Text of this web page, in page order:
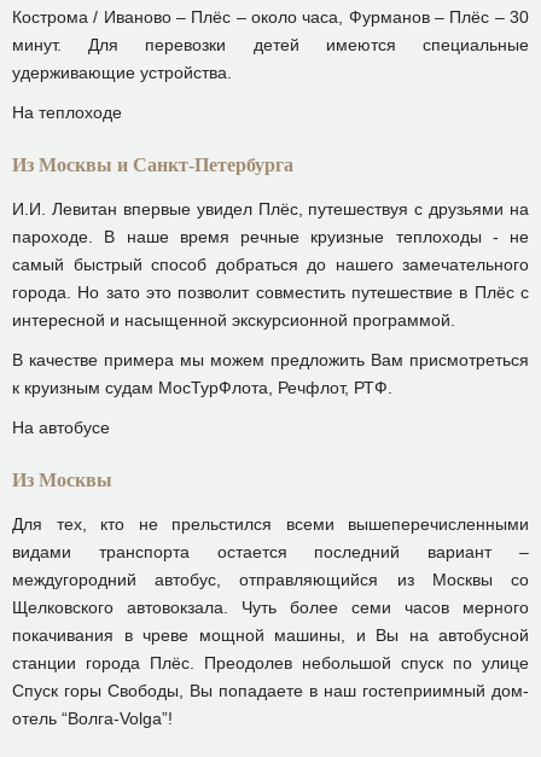
Кострома / Иваново – Плёс – около часа, Фурманов – Плёс – 30
минут. Для перевозки детей имеются специальные
удерживающие устройства.
На теплоходе
Из Москвы и Санкт-Петербурга
И.И. Левитан впервые увидел Плёс, путешествуя с друзьями на
пароходе. В наше время речные круизные теплоходы - не
самый быстрый способ добраться до нашего замечательного
города. Но зато это позволит совместить путешествие в Плёс с
интересной и насыщенной экскурсионной программой.
В качестве примера мы можем предложить Вам присмотреться
к круизным судам МосТурФлота, Речфлот, РТФ.
На автобусе
Из Москвы
Для тех, кто не прельстился всеми вышеперечисленными
видами транспорта остается последний вариант –
междугородний автобус, отправляющийся из Москвы со
Щелковского автовокзала. Чуть более семи часов мерного
покачивания в чреве мощной машины, и Вы на автобусной
станции города Плёс. Преодолев небольшой спуск по улице
Спуск горы Свободы, Вы попадаете в наш гостеприимный дом-
отель “Волга-Volga”!